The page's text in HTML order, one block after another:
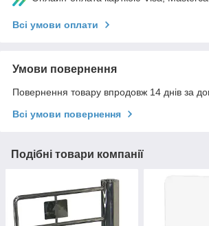
Всі умови оплати
Умови повернення
Повернення товару впродовж 14 днів за
Всі умови повернення
Подібні товари компанії